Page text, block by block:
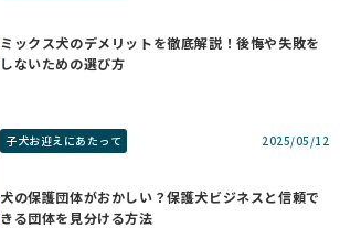
ミックス犬のデメリットを徹底解説！後悔や失敗を
しないための選び方
子犬お迎えにあたって 2025/05/12
犬の保護団体がおかしい？保護犬ビジネスと信頼で
きる団体を見分ける方法